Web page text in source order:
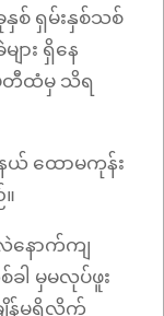
စ် ရှမ်းနှစ်သစ်
ား ရှိနေ
မတီထံမှ သိရ
နယ် ထောမကုန်း
နောက်ကျ
ါ မှမလုပ်ဖူး
ျိန်မရှိလိုက်